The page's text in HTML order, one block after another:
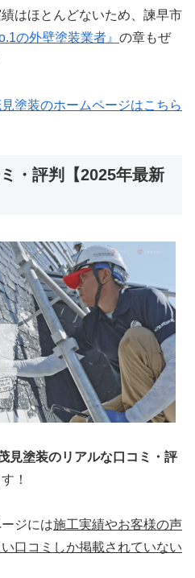
はほとんどないため、諫早市
の外壁塗装業者』 の章もぜ
塗装のホームページはこちら
・評判【2025年最新
見塗装のリアルな口コミ・評
！
ジには施工実績やお客様の声
い口コミしか掲載されていない